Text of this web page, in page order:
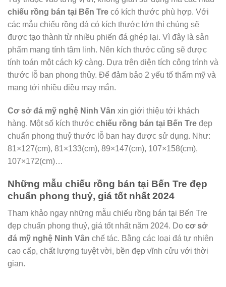
chiếu rồng bán tại Bến Tre có kích thước phù hợp. Với
các mẫu chiếu rồng đá có kích thước lớn thì chúng sẽ
được tạo thành từ nhiều phiến đá ghép lại. Vì đây là sản
phẩm mang tính tâm linh. Nên kích thước cũng sẽ được
tính toán một cách kỹ càng. Dựa trên diện tích công trình và
thước lỗ ban phong thủy. Để đảm bảo 2 yếu tố thẩm mỹ và
mang tới nhiều điều may mắn.
Cơ sở đá mỹ nghệ Ninh Vân xin giới thiệu tới khách
hàng. Một số kích thước chiếu rồng bán tại Bến Tre đẹp
chuẩn phong thuỷ thước lỗ ban hay được sử dụng. Như:
81×127(cm), 81×133(cm), 89×147(cm), 107×158(cm),
107×172(cm)…
Những mẫu chiếu rồng bán tại Bến Tre đẹp
chuẩn phong thuỷ, giá tốt nhất 2024
Tham khảo ngay những mẫu chiếu rồng bán tại Bến Tre
đẹp chuẩn phong thuỷ, giá tốt nhất năm 2024. Do cơ sở
đá mỹ nghệ Ninh Vân chế tác. Bằng các loại đá tự nhiên
cao cấp, chất lượng tuyệt vời, bền đẹp vĩnh cửu với thời
gian.